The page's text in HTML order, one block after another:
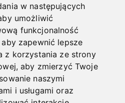
w następujących
umożliwić
funkcjonalność
aby zapewnić lepsze
z korzystania ze strony
,aby zmierzyć Twoje
naszymi
i usługami oraz